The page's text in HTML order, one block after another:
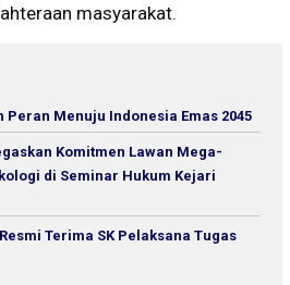
masyarakat.
Peran Menuju Indonesia Emas 2045
Komitmen Lawan Mega-
di Seminar Hukum Kejari
Terima SK Pelaksana Tugas